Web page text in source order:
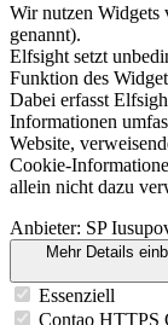
Wir nutzen
genannt).
Elfsight setzt
Funktion des
Dabei erfasst
Informationen
Website,
Cookie-
allein nicht dazu
Anbieter: SP
Mehr Details
Essenziell
Contao HTTPS